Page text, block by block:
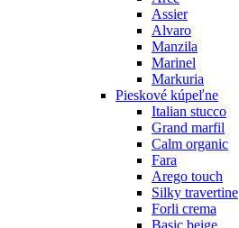
Assier
Alvaro
Manzila
Marinel
Markuria
Pieskové kúpeľne
Italian stucco
Grand marfil
Calm organic
Fara
Arego touch
Silky travertine
Forli crema
Basic beige